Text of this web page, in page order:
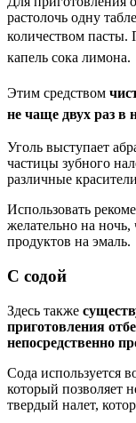
растолочь одну
количеством пасты.
капель сока лимона.
Этим средством
не чаще двух раз в
Уголь выступает
частицы зубного
различные
Использовать
желательно на
продуктов на эмаль.
С содой
Здесь также
приготовления
непосредственно
Сода используется
который позволяет
твердый налет,